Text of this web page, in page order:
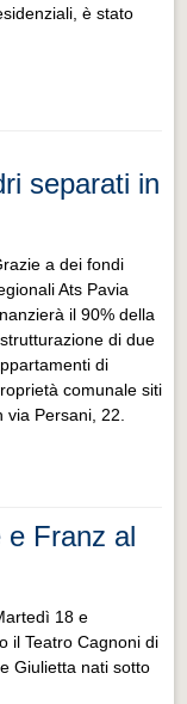
è stato
separati in
a dei fondi
Ats Pavia
il 90% della
di due
di
comunale siti
via Persani, 22.
e Franz al
18 e
il Teatro Cagnoni di
Giulietta nati sotto